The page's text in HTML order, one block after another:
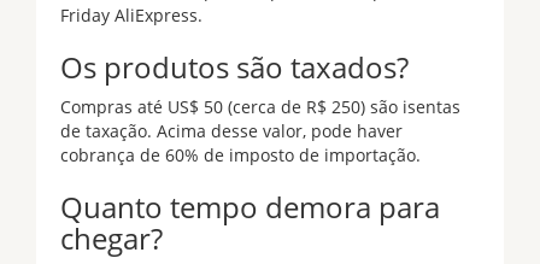
Friday AliExpress.
Os produtos são taxados?
Compras até US$ 50 (cerca de R$ 250) são isentas
de taxação. Acima desse valor, pode haver
cobrança de 60% de imposto de importação.
Quanto tempo demora para
chegar?